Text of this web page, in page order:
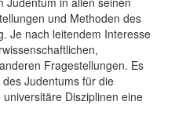
und Methoden des
Je nach leitendem Interesse
Fragestellungen. Es
Judentums für die
Disziplinen eine